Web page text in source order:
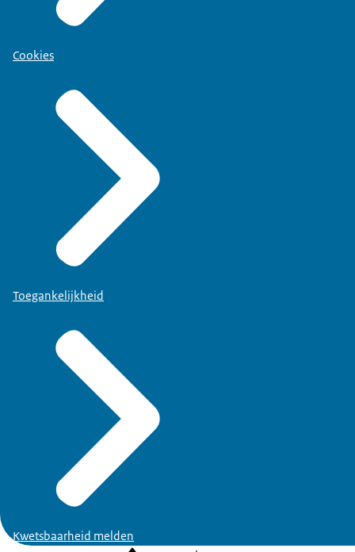
Cookies
Toegankelijkheid
Kwetsbaarheid melden